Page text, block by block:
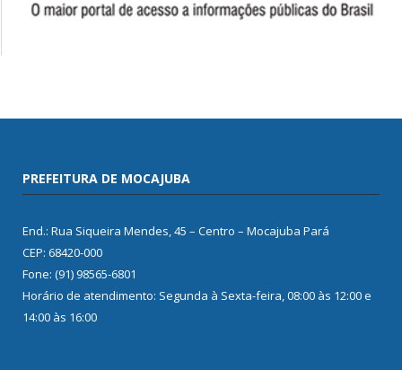
PREFEITURA DE MOCAJUBA
End.: Rua Siqueira Mendes, 45 – Centro – Mocajuba Pará
CEP: 68420-000
Fone: (91) 98565-6801
Horário de atendimento: Segunda à Sexta-feira, 08:00 às 12:00 e
14:00 às 16:00